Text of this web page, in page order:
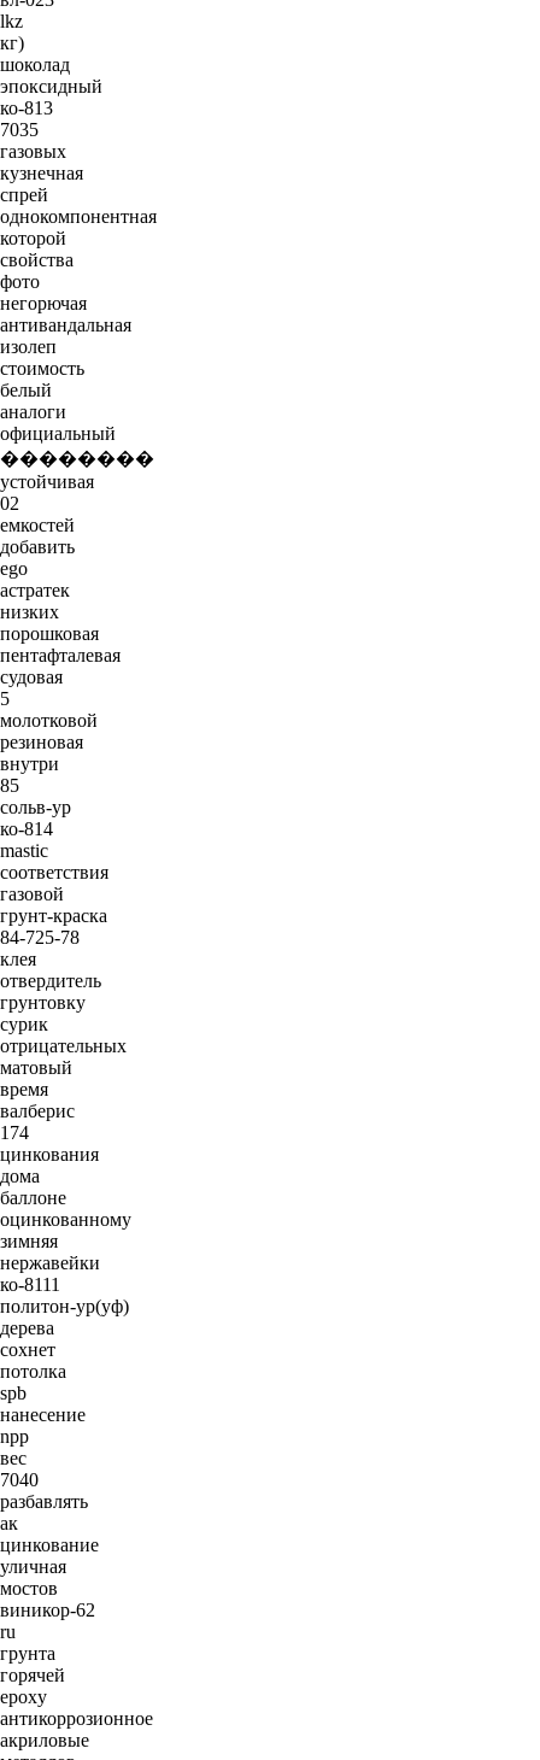
lkz
кг)
шоколад
эпоксидный
ко-813
7035
газовых
кузнечная
спрей
однокомпонентная
которой
свойства
фото
негорючая
антивандальная
изолеп
стоимость
белый
аналоги
официальный
��������
устойчивая
02
емкостей
добавить
ego
астратек
низких
порошковая
пентафталевая
судовая
5
молотковой
резиновая
внутри
85
сольв-ур
ко-814
mastic
соответствия
газовой
грунт-краска
84-725-78
клея
отвердитель
грунтовку
сурик
отрицательных
матовый
время
валберис
174
цинкования
дома
баллоне
оцинкованному
зимняя
нержавейки
ко-8111
политон-ур(уф)
дерева
сохнет
потолка
spb
нанесение
npp
вес
7040
разбавлять
ак
цинкование
уличная
мостов
виникор-62
ru
грунта
горячей
epoxy
антикоррозионное
акриловые